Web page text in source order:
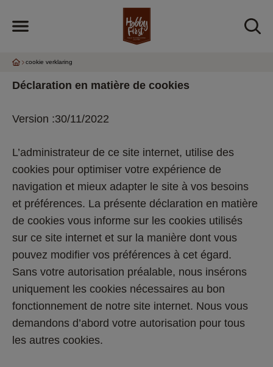
cookie verklaring
Déclaration en matière de cookies
Version :30/11/2022
L’administrateur de ce site internet, utilise des
cookies pour optimiser votre expérience de
navigation et mieux adapter le site à vos besoins
et préférences. La présente déclaration en matière
de cookies vous informe sur les cookies utilisés
sur ce site internet et sur la manière dont vous
pouvez modifier vos préférences à cet égard.
Sans votre autorisation préalable, nous insérons
uniquement les cookies nécessaires au bon
fonctionnement de notre site internet. Nous vous
demandons d’abord votre autorisation pour tous
les autres cookies.